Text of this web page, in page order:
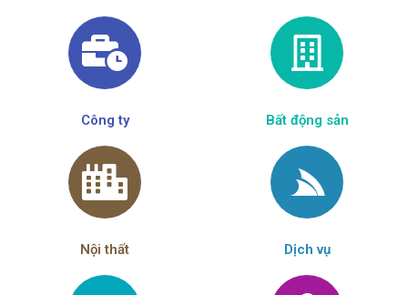
Công ty Bất động sản
Nội thất Dịch vụ